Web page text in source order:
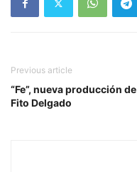
Previous article
“Fe”, nueva producción de
Fito Delgado